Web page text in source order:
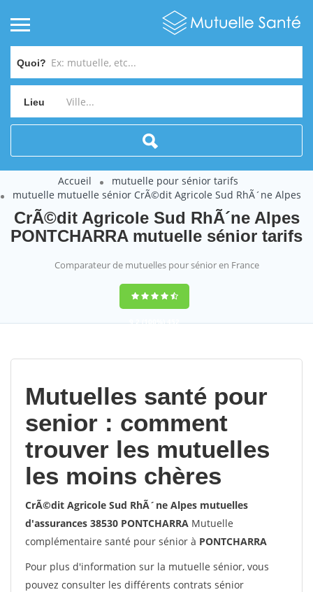
Quoi?
Lieu
Accueil
mutuelle pour sénior tarifs
mutuelle mutuelle sénior CrÃ©dit Agricole Sud RhÃ´ne Alpes
CrÃ©dit Agricole Sud RhÃ´ne Alpes
PONTCHARRA mutuelle sénior tarifs
Comparateur de mutuelles pour sénior en France
9,2(100%)452
Mutuelles santé pour
senior : comment
trouver les mutuelles
les moins chères
CrÃ©dit Agricole Sud RhÃ´ne Alpes mutuelles
d'assurances 38530 PONTCHARRA Mutuelle
complémentaire santé pour sénior à PONTCHARRA
Pour plus d'information sur la mutuelle sénior, vous
pouvez consulter les différents contrats sénior